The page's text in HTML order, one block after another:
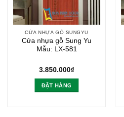
CỬA NHỰA GỖ SUNGYU
Cửa nhựa gỗ Sung Yu
Mẫu: LX-581
3.850.000₫
ĐẶT HÀNG